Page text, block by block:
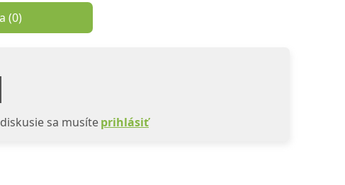
(0)
sa musíteprihlásiť